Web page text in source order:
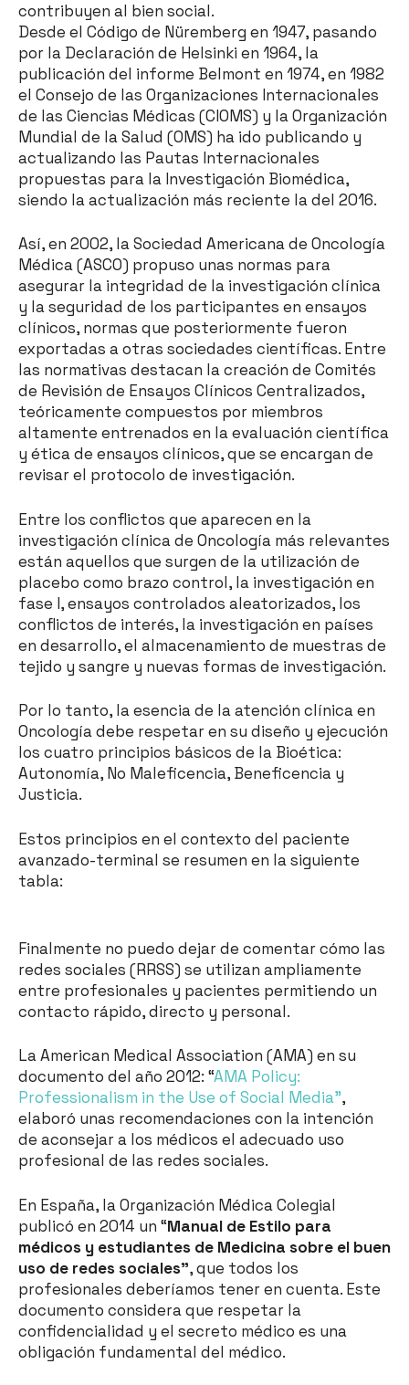
contribuyen al bien social.
Desde el Código de Nüremberg en 1947, pasando
por la Declaración de Helsinki en 1964, la
publicación del informe Belmont en 1974, en 1982
el Consejo de las Organizaciones Internacionales
de las Ciencias Médicas (CIOMS) y la Organización
Mundial de la Salud (OMS) ha ido publicando y
actualizando las Pautas Internacionales
propuestas para la Investigación Biomédica,
siendo la actualización más reciente la del 2016.
Así, en 2002, la Sociedad Americana de Oncología
Médica (ASCO) propuso unas normas para
asegurar la integridad de la investigación clínica
y la seguridad de los participantes en ensayos
clínicos, normas que posteriormente fueron
exportadas a otras sociedades científicas. Entre
las normativas destacan la creación de Comités
de Revisión de Ensayos Clínicos Centralizados,
teóricamente compuestos por miembros
altamente entrenados en la evaluación científica
y ética de ensayos clínicos, que se encargan de
revisar el protocolo de investigación.
Entre los conflictos que aparecen en la
investigación clínica de Oncología más relevantes
están aquellos que surgen de la utilización de
placebo como brazo control, la investigación en
fase I, ensayos controlados aleatorizados, los
conflictos de interés, la investigación en países
en desarrollo, el almacenamiento de muestras de
tejido y sangre y nuevas formas de investigación.
Por lo tanto, la esencia de la atención clínica en
Oncología debe respetar en su diseño y ejecución
los cuatro principios básicos de la Bioética:
Autonomía, No Maleficencia, Beneficencia y
Justicia.
Estos principios en el contexto del paciente
avanzado-terminal se resumen en la siguiente
tabla:
Finalmente no puedo dejar de comentar cómo las
redes sociales (RRSS) se utilizan ampliamente
entre profesionales y pacientes permitiendo un
contacto rápido, directo y personal.
La American Medical Association (AMA) en su
documento del año 2012: “AMA Policy:
Professionalism in the Use of Social Media”,
elaboró unas recomendaciones con la intención
de aconsejar a los médicos el adecuado uso
profesional de las redes sociales.
En España, la Organización Médica Colegial
publicó en 2014 un “Manual de Estilo para
médicos y estudiantes de Medicina sobre el buen
uso de redes sociales”, que todos los
profesionales deberíamos tener en cuenta. Este
documento considera que respetar la
confidencialidad y el secreto médico es una
obligación fundamental del médico.